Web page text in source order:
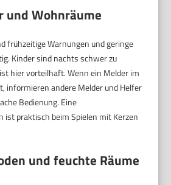
und Wohnräume
frühzeitige Warnungen und geringe
Kinder sind nachts schwer zu
hier vorteilhaft. Wenn ein Melder im
informieren andere Melder und Helfer
Bedienung. Eine
praktisch beim Spielen mit Kerzen
und feuchte Räume